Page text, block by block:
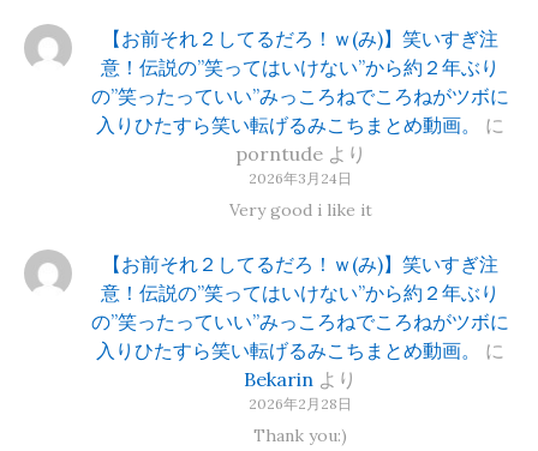
【お前それ２してるだろ！ｗ(み)】笑いすぎ注
意！伝説の”笑ってはいけない”から約２年ぶり
の”笑ったっていい”みっころねでころねがツボに
入りひたすら笑い転げるみこちまとめ動画。
に
porntudeより
2026年3月24日
Very good i like it
【お前それ２してるだろ！ｗ(み)】笑いすぎ注
意！伝説の”笑ってはいけない”から約２年ぶり
の”笑ったっていい”みっころねでころねがツボに
入りひたすら笑い転げるみこちまとめ動画。
に
Bekarin より
2026年2月28日
Thank you:)